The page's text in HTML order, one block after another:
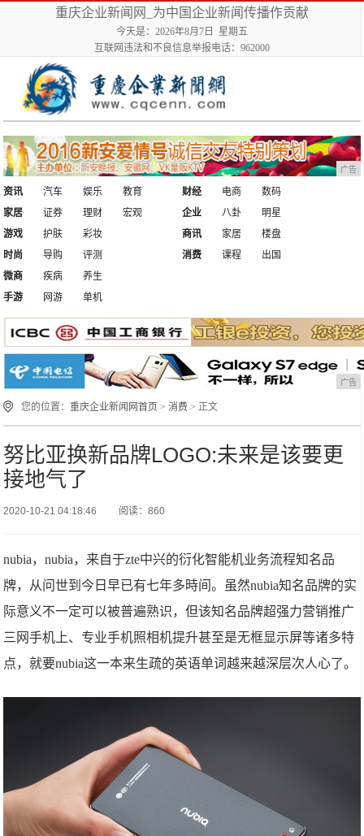
重庆企业新闻网_为中国企业新闻传播作贡献
今天是：2026年8月7日 星期五
互联网违法和不良信息举报电话：962000
广告
资讯 汽车 娱乐
教育
家居
证券 理财 宏观
财经 电商
数码
企业
八卦
明星
游戏
护肤
彩妆
时尚
导购 评测
商讯 家居
楼盘
消费
课程
出国
微商
疾病
养生
手游
网游 单机
广告
您的位置：重庆企业新闻网首页 >消费 > 正文
努比亚换新品牌LOGO:未来是该要更
接地气了
2020-10-21 04:18:46 阅读：860
nubia，nubia，来自于zte中兴的衍化智能机业务流程知名品
牌，从问世到今日早已有七年多時间。虽然nubia知名品牌的实
际意义不一定可以被普遍熟识，但该知名品牌超强力营销推广
三网手机上、专业手机照相机提升甚至是无框显示屏等诸多特
点，就要nubia这一本来生疏的英语单词越来越深层次人心了。